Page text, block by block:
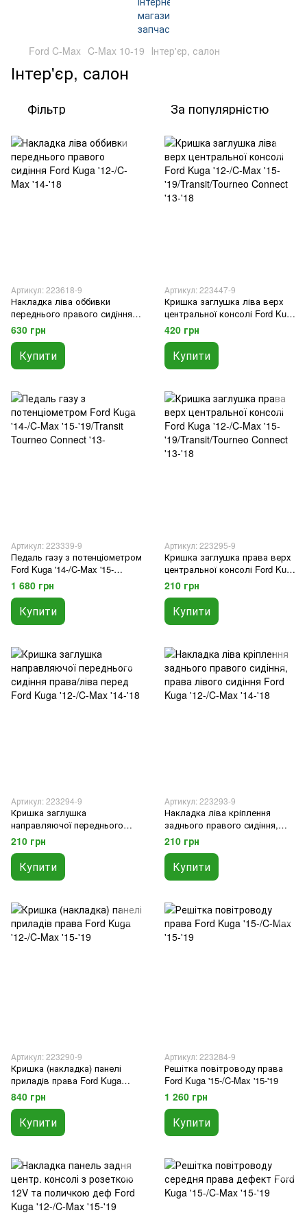
Ford C-Max C-Max 10-19 Інтер'єр, салон
Інтер'єр, салон
Фільтр За популярністю
Артикул: 223618-9
Накладка ліва оббивки
переднього правого сидіння
Ford Kuga '12-/C-Max '14-'18
630 грн
Купити
Артикул: 223447-9
Кришка заглушка ліва верх
центральної консолі Ford Kuga
'12-/C-Max '15-
'19/Transit/Tourneo Connect '13-
'18
420 грн
Купити
Артикул: 223339-9
Педаль газу з потенціометром
Ford Kuga '14-/C-Max '15-
'19/Transit Tourneo Connect '13-
1 680 грн
Купити
Артикул: 223295-9
Кришка заглушка права верх
центральної консолі Ford Kuga
'12-/C-Max '15-
'19/Transit/Tourneo Connect '13-
'18
210 грн
Купити
Артикул: 223294-9
Кришка заглушка
направляючої переднього
сидіння права/ліва перед Ford
Kuga '12-/C-Max '14-'18
210 грн
Купити
Артикул: 223293-9
Накладка ліва кріплення
заднього правого сидіння,
права лівого сидіння Ford
Kuga '12-/C-Max '14-'18
210 грн
Купити
Артикул: 223290-9
Кришка (накладка) панелі
приладів права Ford Kuga
'12-/C-Max '15-'19
840 грн
Купити
Артикул: 223284-9
Решітка повітроводу права
Ford Kuga '15-/C-Max '15-'19
1 260 грн
Купити